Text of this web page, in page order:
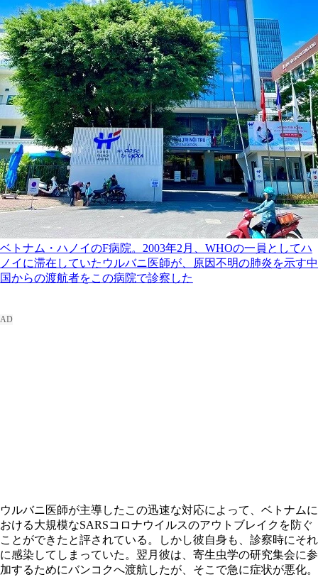
ベトナム・ハノイのF病院。2003年2月、WHOの一員としてハ
ノイに滞在していたウルバニ医師が、原因不明の肺炎を示す中
国からの渡航者をこの病院で診察した
ウルバニ医師が主導したこの迅速な対応によって、ベトナムに
おける大規模なSARSコロナウイルスのアウトブレイクを防ぐ
ことができたと評されている。しかし彼自身も、診察時にそれ
に感染してしまっていた。翌月彼は、寄生虫学の研究集会に参
加するためにバンコクへ渡航したが、そこで急に症状が悪化。